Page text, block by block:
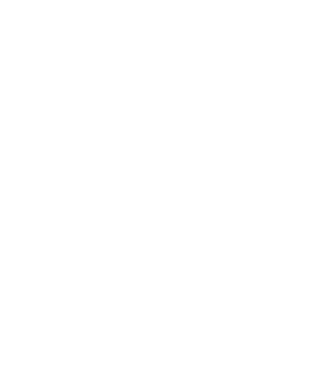
Выставка «… И птичка